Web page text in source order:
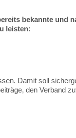
bekannte und
leisten:
Damit soll
den Verband